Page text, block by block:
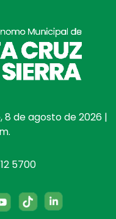
8 de agosto de 2026 |
5700